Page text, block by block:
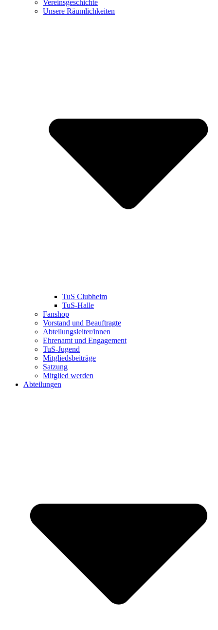
Vereinsgeschichte
Unsere Räumlichkeiten
TuS Clubheim
TuS-Halle
Fanshop
Vorstand und Beauftragte
Abteilungsleiter/innen
Ehrenamt und Engagement
TuS-Jugend
Mitgliedsbeiträge
Satzung
Mitglied werden
Abteilungen